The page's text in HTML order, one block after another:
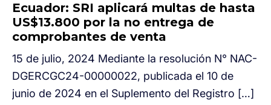
Ecuador: SRI aplicará multas de hasta
US$13.800 por la no entrega de
comprobantes de venta
15 de julio, 2024 Mediante la resolución N° NAC-
DGERCGC24-00000022, publicada el 10 de
junio de 2024 en el Suplemento del Registro […]